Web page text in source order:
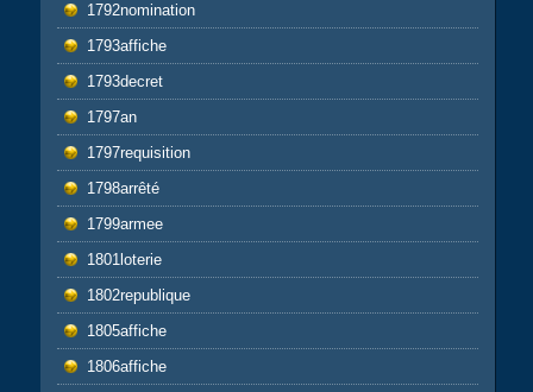
1792nomination
1793affiche
1793decret
1797an
1797requisition
1798arrêté
1799armee
1801loterie
1802republique
1805affiche
1806affiche